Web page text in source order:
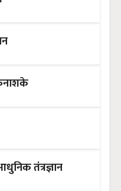
तंत्रज्ञान